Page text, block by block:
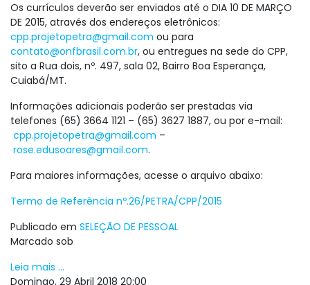
Os currículos deverão ser enviados até o DIA 10 DE MARÇO
DE 2015, através dos endereços eletrônicos:
cpp.projetopetra@gmail.com ou para
contato@onfbrasil.com.br, ou entregues na sede do CPP,
sito a Rua dois, nº. 497, sala 02, Bairro Boa Esperança,
Cuiabá/MT.
Informações adicionais poderão ser prestadas via
telefones (65) 3664 1121 – (65) 3627 1887, ou por e-mail:
cpp.projetopetra@gmail.com –
rose.edusoares@gmail.com.
Para maiores informações, acesse o arquivo abaixo:
Termo de Referência nº.26/PETRA/CPP/2015
Publicado em SELEÇÃO DE PESSOAL
Marcado sob
Leia mais ...
Domingo, 29 Abril 2018 20:00